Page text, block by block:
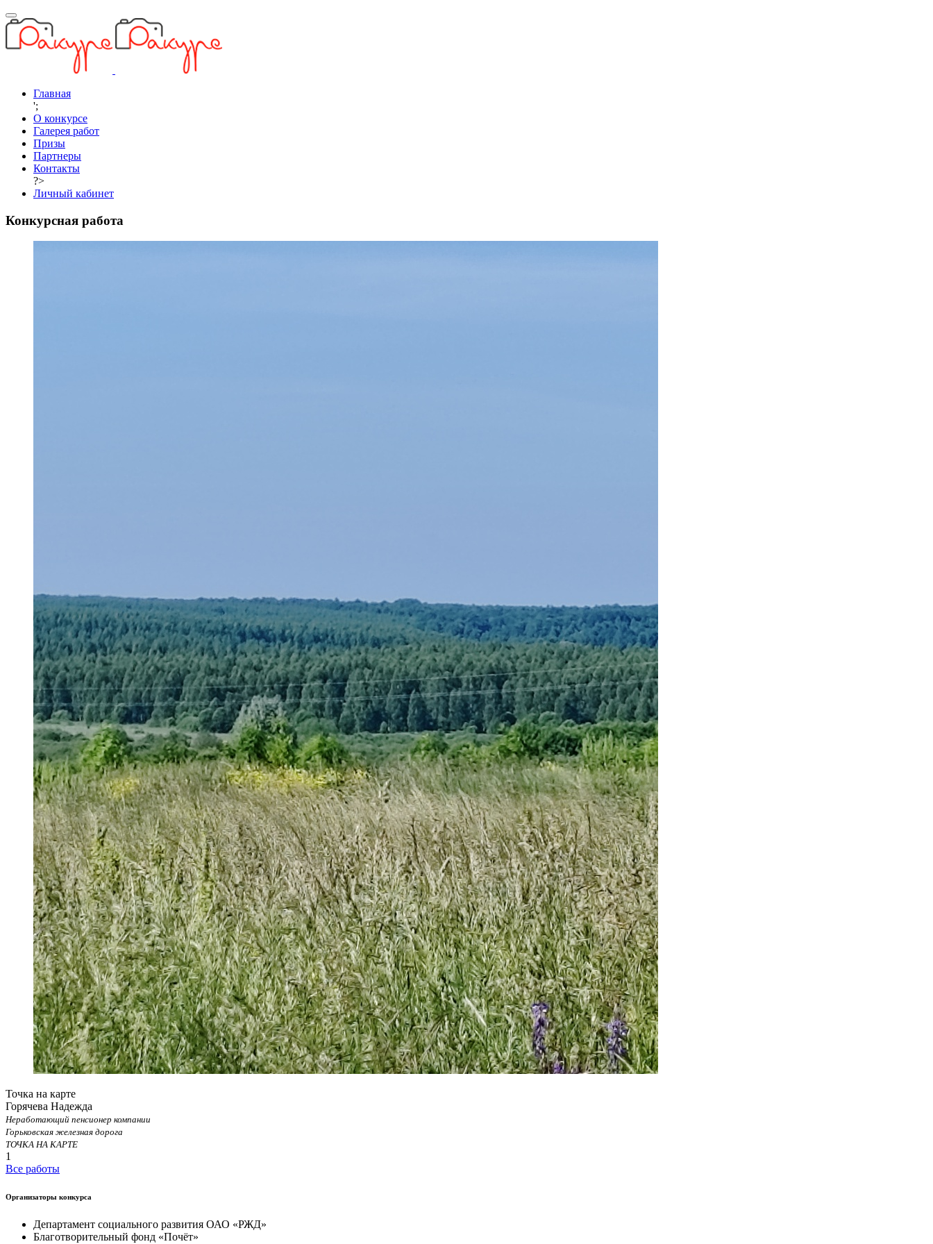
Главная
';
О конкурсе
Галерея работ
Призы
Партнеры
Контакты
?>
Личный кабинет
Конкурсная работа
Точка на карте
Горячева Надежда
Неработающий пенсионер компании
Горьковская железная дорога
ТОЧКА НА КАРТЕ
1
Все работы
Организаторы конкурса
Департамент социального развития ОАО «РЖД»
Благотворительный фонд «Почёт»